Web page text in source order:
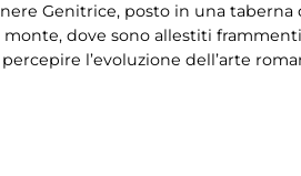
Genitrice, posto in una taberna
dove sono allestiti
l’evoluzione dell’arte